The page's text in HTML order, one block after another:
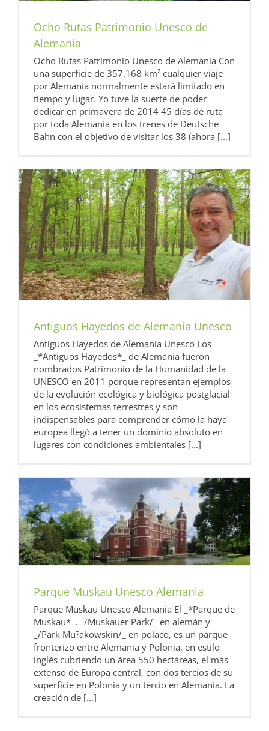
Ocho Rutas Patrimonio Unesco de
Alemania
Ocho Rutas Patrimonio Unesco de Alemania Con
una superficie de 357.168 km² cualquier viaje
por Alemania normalmente estará limitado en
tiempo y lugar. Yo tuve la suerte de poder
dedicar en primavera de 2014 45 días de ruta
por toda Alemania en los trenes de Deutsche
Bahn con el objetivo de visitar los 38 (ahora [...]
Antiguos Hayedos de Alemania Unesco
Antiguos Hayedos de Alemania Unesco Los
_*Antiguos Hayedos*_ de Alemania fueron
nombrados Patrimonio de la Humanidad de la
UNESCO en 2011 porque representan ejemplos
de la evolución ecológica y biológica postglacial
en los ecosistemas terrestres y son
indispensables para comprender cómo la haya
europea llegó a tener un dominio absoluto en
lugares con condiciones ambientales [...]
Parque Muskau Unesco Alemania
Parque Muskau Unesco Alemania El _*Parque de
Muskau*_, _/Muskauer Park/_ en alemán y
_/Park Mu?akowskin/_ en polaco, es un parque
fronterizo entre Alemania y Polonia, en estilo
inglés cubriendo un área 550 hectáreas, el más
extenso de Europa central, con dos tercios de su
superficie en Polonia y un tercio en Alemania. La
creación de [...]